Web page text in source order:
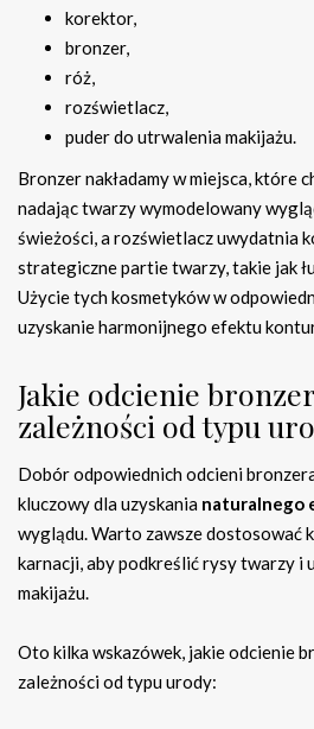
korektor,
bronzer,
róż,
rozświetlacz,
puder do utrwalenia makijażu.
Bronzer nakładamy w miejsca, które
nadając twarzy wymodelowany
świeżości, a rozświetlacz uwydatnia
strategiczne partie twarzy, takie jak
Użycie tych kosmetyków w
uzyskanie harmonijnego efektu
Jakie odcienie
zależności od typu
Dobór odpowiednich odcieni
kluczowy dla uzyskania naturalnego
wyglądu. Warto zawsze dostosować
karnacji, aby podkreślić rysy twarzy i
makijażu.
Oto kilka wskazówek, jakie odcienie
zależności od typu urody: